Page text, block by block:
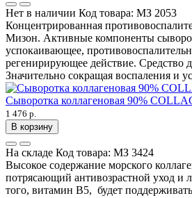
Нет в наличии Код товара: МЗ 2053
Концентрированная
Мизон. Активные компоненты
успокаивающее,
регенирирующее действие. Средство
Значительно сокращая воспаления и
Сыворотка коллагеновая 90%
1 476 р.
В корзину
На складе Код товара: МЗ 3424
Высокое содержание морского
потрясающий антивозрастной уход и
того, витамин B5, будет